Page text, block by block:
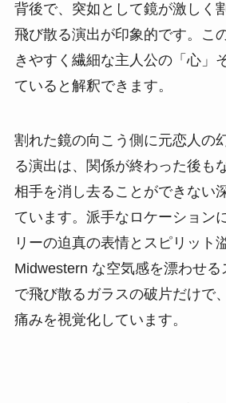
背後で、突如として鏡が激しく
飛び散る演出が印象的です。こ
きやすく繊細な主人公の「心」
ていると解釈できます。
割れた鏡の向こう側に元恋人の
る演出は、関係が終わった後も
相手を消し去ることができない
ています。派手なロケーション
リーの迫真の表情とスピリット
Midwestern な空気感を漂わせ
で飛び散るガラスの破片だけで
痛みを視覚化しています。